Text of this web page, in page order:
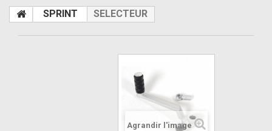
SPRINT SELECTEUR
Agrandir l'image